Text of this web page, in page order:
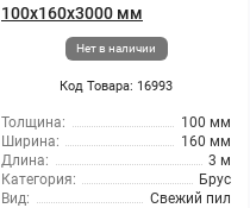
100x160x3000 мм
Нет в наличии
Код Товара: 16993
Толщина:
100 мм
Ширина:
160 мм
Длина:
3 м
Категория:
Брус
Вид:
Свежий пил